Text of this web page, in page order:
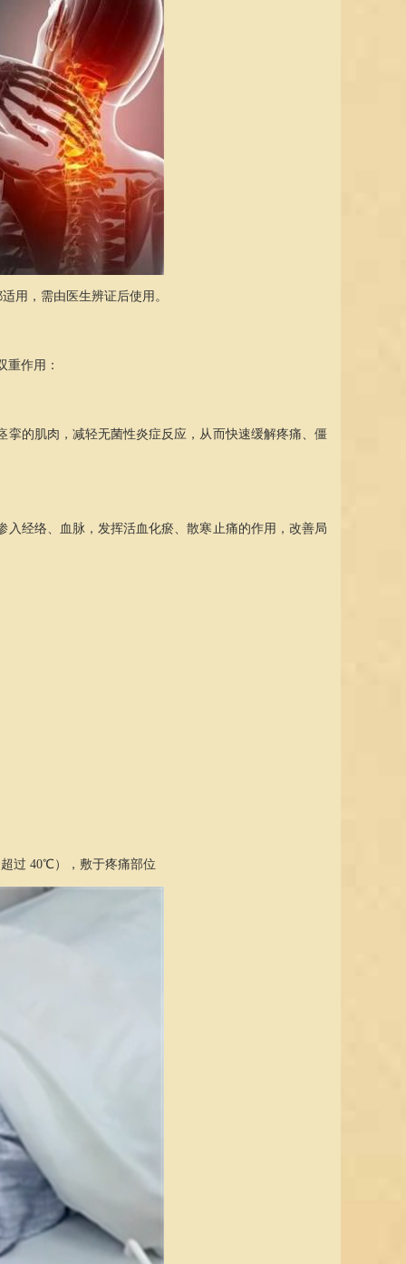
用，需由医生辨证后使用。
重作用：
的肌肉，减轻无菌性炎症反应，从而快速缓解疼痛、僵
入经络、血脉，发挥活血化瘀、散寒止痛的作用，改善局
过 40℃），敷于疼痛部位